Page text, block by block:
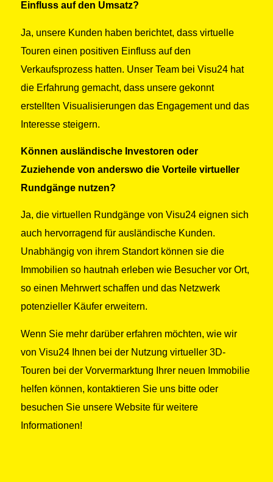
Einfluss auf den Umsatz?
Ja, unsere Kunden haben berichtet, dass virtuelle
Touren einen positiven Einfluss auf den
Verkaufsprozess hatten. Unser Team bei Visu24 hat
die Erfahrung gemacht, dass unsere gekonnt
erstellten Visualisierungen das Engagement und das
Interesse steigern.
Können ausländische Investoren oder
Zuziehende von anderswo die Vorteile virtueller
Rundgänge nutzen?
Ja, die virtuellen Rundgänge von Visu24 eignen sich
auch hervorragend für ausländische Kunden.
Unabhängig von ihrem Standort können sie die
Immobilien so hautnah erleben wie Besucher vor Ort,
so einen Mehrwert schaffen und das Netzwerk
potenzieller Käufer erweitern.
Wenn Sie mehr darüber erfahren möchten, wie wir
von Visu24 Ihnen bei der Nutzung virtueller 3D-
Touren bei der Vorvermarktung Ihrer neuen Immobilie
helfen können, kontaktieren Sie uns bitte oder
besuchen Sie unsere Website für weitere
Informationen!